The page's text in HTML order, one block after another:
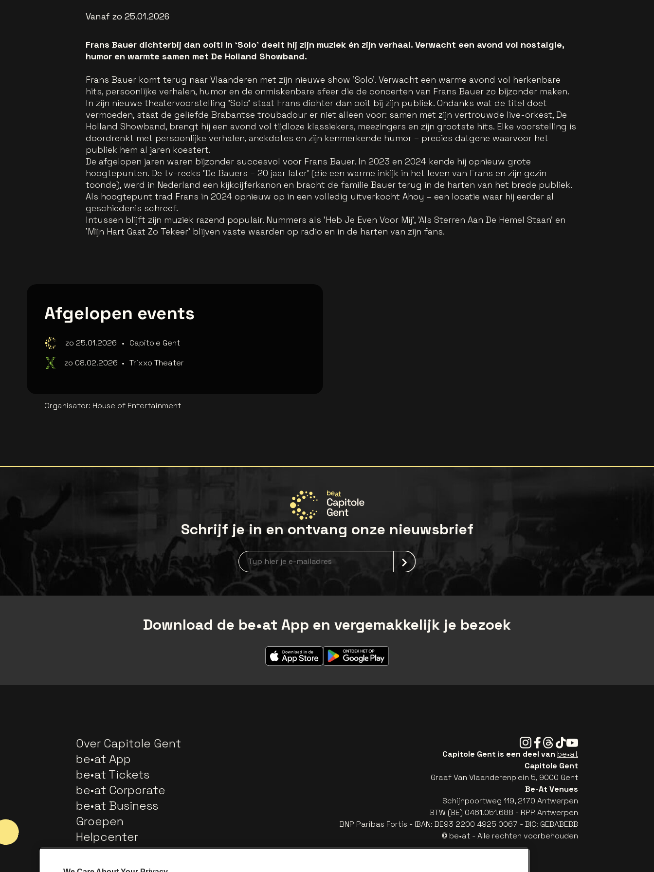
Vanaf zo 25.01.2026
Frans Bauer dichterbij dan ooit! In ‘Solo’ deelt hij zijn muziek én zijn verhaal. Verwacht een avond vol nostalgie,
humor en warmte samen met De Holland Showband.
Frans Bauer komt terug naar Vlaanderen met zijn nieuwe show 'Solo'. Verwacht een warme avond vol herkenbare
hits, persoonlijke verhalen, humor en de onmiskenbare sfeer die de concerten van Frans Bauer zo bijzonder maken.
In zijn nieuwe theatervoorstelling 'Solo' staat Frans dichter dan ooit bij zijn publiek. Ondanks wat de titel doet
vermoeden, staat de geliefde Brabantse troubadour er niet alleen voor: samen met zijn vertrouwde live-orkest, De
Holland Showband, brengt hij een avond vol tijdloze klassiekers, meezingers en zijn grootste hits. Elke voorstelling is
doordrenkt met persoonlijke verhalen, anekdotes en zijn kenmerkende humor – precies datgene waarvoor het
publiek hem al jaren koestert.
De afgelopen jaren waren bijzonder succesvol voor Frans Bauer. In 2023 en 2024 kende hij opnieuw grote
hoogtepunten. De tv-reeks 'De Bauers – 20 jaar later' (die een warme inkijk in het leven van Frans en zijn gezin
toonde), werd in Nederland een kijkcijferkanon en bracht de familie Bauer terug in de harten van het brede publiek.
Als hoogtepunt trad Frans in 2024 opnieuw op in een volledig uitverkocht Ahoy – een locatie waar hij eerder al
geschiedenis schreef.
Intussen blijft zijn muziek razend populair. Nummers als 'Heb Je Even Voor Mij', 'Als Sterren Aan De Hemel Staan' en
'Mijn Hart Gaat Zo Tekeer' blijven vaste waarden op radio en in de harten van zijn fans.
Afgelopen events
zo 25.01.2026 • Capitole Gent
zo 08.02.2026 • Trixxo Theater
Organisator: House of Entertainment
Schrijf je in en ontvang onze nieuwsbrief
Nieuwsbrief aanmelding
Download de be•at App en vergemakkelijk je bezoek
Over Capitole Gent
be•at App
be•at Tickets
be•at Corporate
be•at Business
Groepen
Helpcenter
Contact
Instagram
Facebook
Threads
TiktokYoutube
Capitole Gent is een deel van be•at
Capitole Gent
Graaf Van Vlaanderenplein 5, 9000 Gent
Be-At Venues
Schijnpoortweg 119, 2170 Antwerpen
BTW (BE) 0461.051.688 - RPR Antwerpen
BNP Paribas Fortis - IBAN: BE93 2200 4925 0067 - BIC: GEBABEBB
© be•at - Alle rechten voorbehouden